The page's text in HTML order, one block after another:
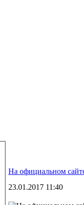
На официальном
23.01.2017 11:40